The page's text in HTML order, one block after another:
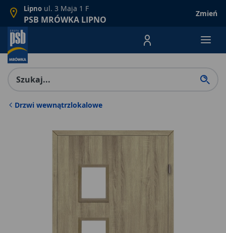
Lipno ul. 3 Maja 1 F
PSB MRÓWKA LIPNO
Zmień
Menu Produktów,
Drzwi wewnątrzlokalowe